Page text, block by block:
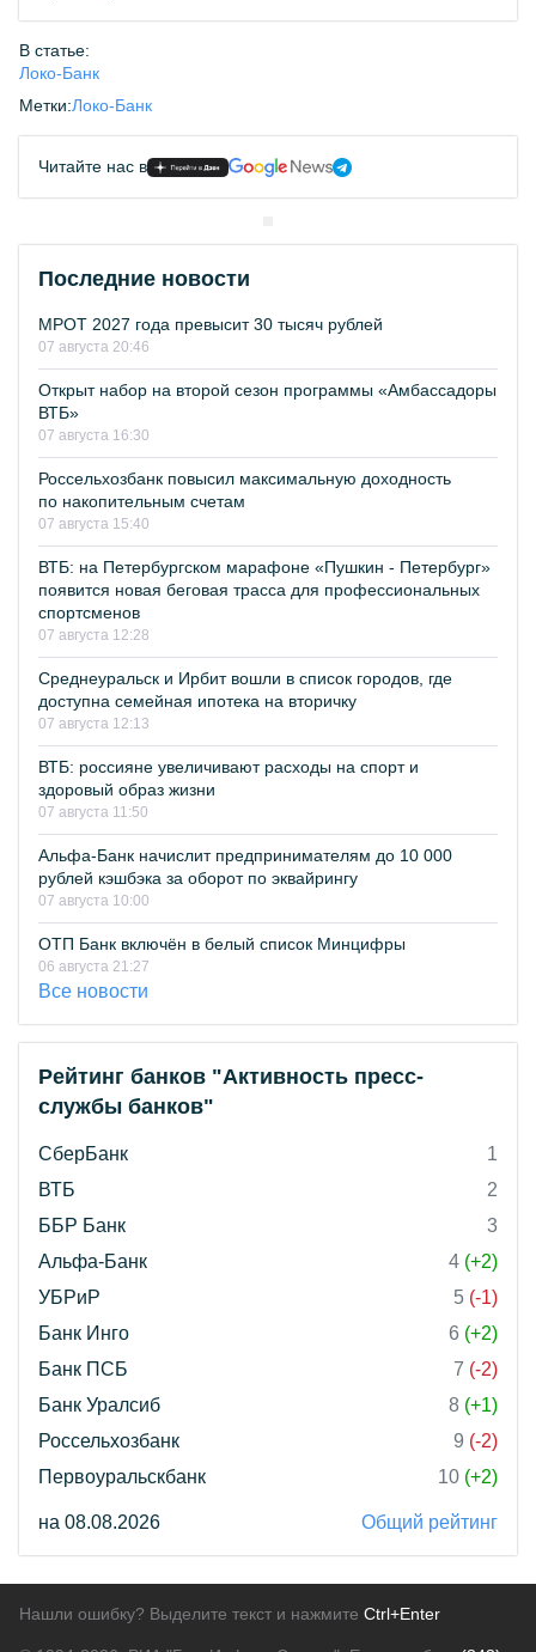
В статье:
Локо-Банк
Метки:Локо-Банк
Читайте нас в
Последние новости
МРОТ 2027 года превысит 30 тысяч рублей
07 августа 20:46
Открыт набор на второй сезон программы «Амбассадоры
ВТБ»
07 августа 16:30
Россельхозбанк повысил максимальную доходность
по накопительным счетам
07 августа 15:40
ВТБ: на Петербургском марафоне «Пушкин - Петербург»
появится новая беговая трасса для профессиональных
спортсменов
07 августа 12:28
Среднеуральск и Ирбит вошли в список городов, где
доступна семейная ипотека на вторичку
07 августа 12:13
ВТБ: россияне увеличивают расходы на спорт и
здоровый образ жизни
07 августа 11:50
Альфа-Банк начислит предпринимателям до 10 000
рублей кэшбэка за оборот по эквайрингу
07 августа 10:00
ОТП Банк включён в белый список Минцифры
06 августа 21:27
Все новости
Рейтинг банков "Активность пресс-
службы банков"
СберБанк
1
ВТБ
2
ББР Банк
3
Альфа-Банк
4 (+2)
УБРиР
5 (-1)
Банк Инго
6 (+2)
Банк ПСБ
7 (-2)
Банк Уралсиб
8 (+1)
Россельхозбанк
9 (-2)
Первоуральскбанк
10 (+2)
на 08.08.2026 Общий рейтинг
Нашли ошибку? Выделите текст и нажмите Ctrl+Enter